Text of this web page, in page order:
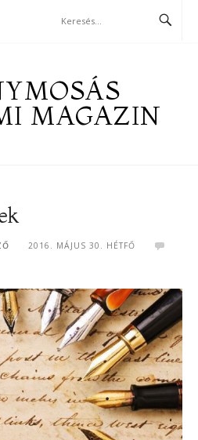
MAGAZIN
2016. MÁJUS 30. HÉTFŐ